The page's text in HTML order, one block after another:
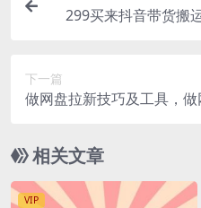
299买来抖音带货搬
下一篇
做网盘拉新技巧及工具，
相关文章
VIP